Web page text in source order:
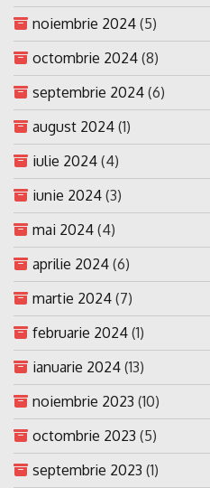
noiembrie 2024 (5)
octombrie 2024 (8)
septembrie 2024 (6)
august 2024 (1)
iulie 2024 (4)
iunie 2024 (3)
mai 2024 (4)
aprilie 2024 (6)
martie 2024 (7)
februarie 2024 (1)
ianuarie 2024 (13)
noiembrie 2023 (10)
octombrie 2023 (5)
septembrie 2023 (1)